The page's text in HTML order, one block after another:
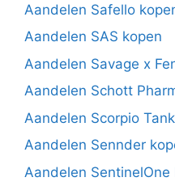
Aandelen Safello
Aandelen SAS kopen
Aandelen Savage x
Aandelen Schott
Aandelen Scorpio
Aandelen Sennder
Aandelen SentinelOne